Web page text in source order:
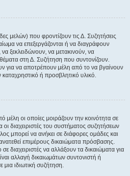
μελών) που φροντίζουν τις Δ. Συζητήσεις
να επεξεργάζονται ή να διαγράφουν
ξεκλειδώνουν, να μετακινούν, να
στη Δ. Συζήτηση που συντονίζουν.
για να αποτρέπουν μέλη από το να βγαίνουν
ή προσβλητικό υλικό.
μέλη οι οποίες μοιράζουν την κοινότητα σε
οι διαχειριστές του συστήματος συζητήσεων
μπορεί να ανήκει σε διάφορες ομάδες και
επιμέρους δικαιώματα πρόσβασης.
διαχειριστές να αλλάξουν τα δικαιώματα για
αλλαγή δικαιωμάτων συντονιστή ή
ιδιωτική συζήτηση.